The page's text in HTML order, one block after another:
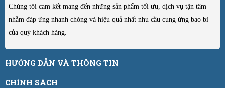
Chúng tôi cam kết mang đến những sản phẩm tối ưu, dịch vụ tận tâm
nhằm đáp ứng nhanh chóng và hiệu quả nhất nhu cầu cung ứng bao bì
của quý khách hàng.
HƯỚNG DẪN VÀ THÔNG TIN
CHÍNH SÁCH